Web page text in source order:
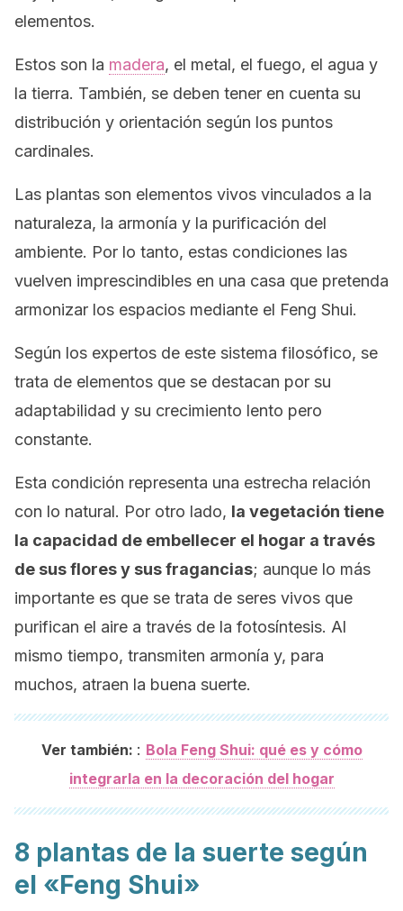
elementos.
Estos son la madera, el metal, el fuego, el agua y
la tierra. También, se deben tener en cuenta su
distribución y orientación según los puntos
cardinales.
Las plantas son elementos vivos vinculados a la
naturaleza, la armonía y la purificación del
ambiente. Por lo tanto, estas condiciones las
vuelven imprescindibles en una casa que pretenda
armonizar los espacios mediante el Feng Shui.
Según los expertos de este sistema filosófico, se
trata de elementos que se destacan por su
adaptabilidad y su crecimiento lento pero
constante.
Esta condición representa una estrecha relación
con lo natural. Por otro lado, la vegetación tiene
la capacidad de embellecer el hogar a través
de sus flores y sus fragancias; aunque lo más
importante es que se trata de seres vivos que
purifican el aire a través de la fotosíntesis. Al
mismo tiempo, transmiten armonía y, para
muchos, atraen la buena suerte.
Ver también: : Bola Feng Shui: qué es y cómo
integrarla en la decoración del hogar
8 plantas de la suerte según
el «Feng Shui»